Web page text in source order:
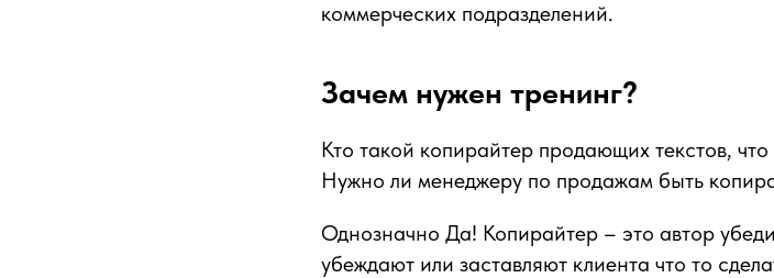
коммерческих подразделений.
Зачем нужен тренинг?
Кто такой копирайтер продающих текстов,
Нужно ли менеджеру по продажам быть
Однозначно Да! Копирайтер – это автор
убеждают или заставляют клиента что то